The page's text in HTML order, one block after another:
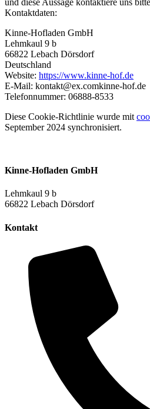
Kontaktdaten:
Kinne-Hofladen GmbH
Lehmkaul 9 b
66822 Lebach Dörsdorf
Deutschland
Website: https://www.kinne-hof.de
E-Mail: kontakt@ex.comkinne-hof.de
Telefonnummer: 06888-8533
Diese Cookie-Richtlinie wurde mit
September 2024 synchronisiert.
Kinne-Hofladen GmbH
Lehmkaul 9 b
66822 Lebach Dörsdorf
Kontakt